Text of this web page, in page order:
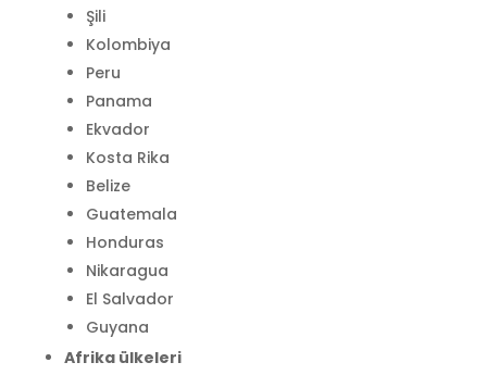
Şili
Kolombiya
Peru
Panama
Ekvador
Kosta Rika
Belize
Guatemala
Honduras
Nikaragua
El Salvador
Guyana
Afrika ülkeleri